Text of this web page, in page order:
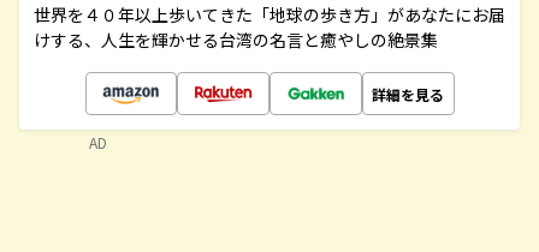
世界を４０年以上歩いてきた「地球の歩き方」があなたにお届
けする、人生を輝かせる台湾の名言と癒やしの絶景集
詳細を見る
AD